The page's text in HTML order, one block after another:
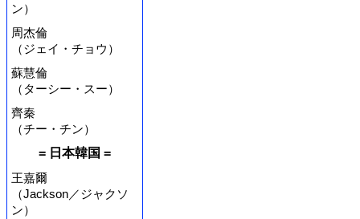
ン）
周杰倫
（ジェイ・チョウ）
蘇慧倫
（ターシー・スー）
齊秦
（チー・チン）
= 日本韓国 =
王嘉爾
（Jackson／ジャクソ
ン）